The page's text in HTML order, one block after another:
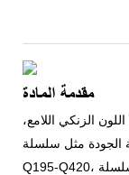
مقدمة المادة
الزنكي اللامع،
الجودة مثل سلسلة
Q195-Q420، وسلسلة SS400-SS540، وسلسلة S235JR-S355JR،